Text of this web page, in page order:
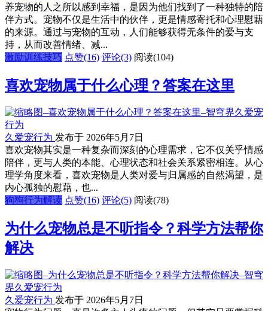
养宠物的人之所以感到幸福，是因为他们找到了一种独特的陪
伴方式。宠物不仅是生活中的伙伴，更是情感寄托和心理慰藉
的来源。通过与宠物的互动，人们能够获得无条件的爱与支
持，从而改善情绪、减...
激励训练技巧 点赞(16) 评论(3) 阅读(104)
喜欢宠物属于什么心理？答案在这里
久爱宠行为 发布于 2026年5月7日
喜欢宠物其实是一种复杂而深刻的心理需求，它不仅关乎情感
陪伴，更与人类的本能、心理状态和社会关系紧密相连。从心
理学角度来看，喜欢宠物是人类对爱与归属感的自然渴望，是
内心孤独的慰藉，也...
狗狗行为解读 点赞(16) 评论(5) 阅读(78)
为什么宠物总是不听指令？科学方法帮你
解决
久爱宠行为 发布于 2026年5月7日